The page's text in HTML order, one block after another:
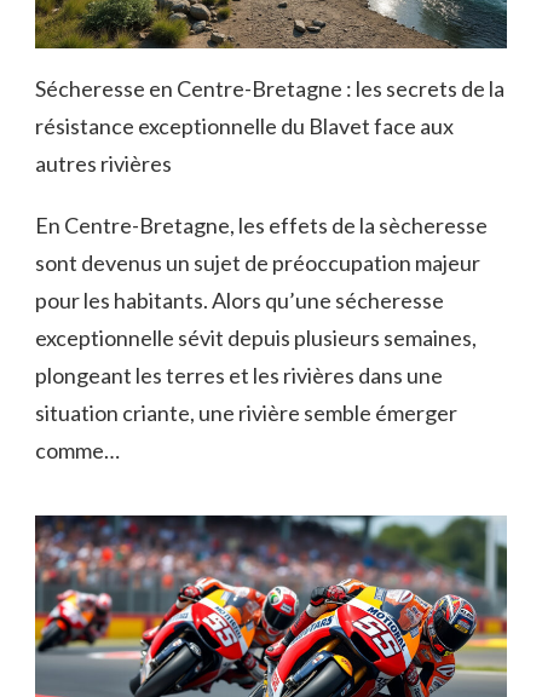
Sécheresse en Centre-Bretagne : les secrets de la
résistance exceptionnelle du Blavet face aux
autres rivières
En Centre-Bretagne, les effets de la sècheresse
sont devenus un sujet de préoccupation majeur
pour les habitants. Alors qu’une sécheresse
exceptionnelle sévit depuis plusieurs semaines,
plongeant les terres et les rivières dans une
situation criante, une rivière semble émerger
comme…